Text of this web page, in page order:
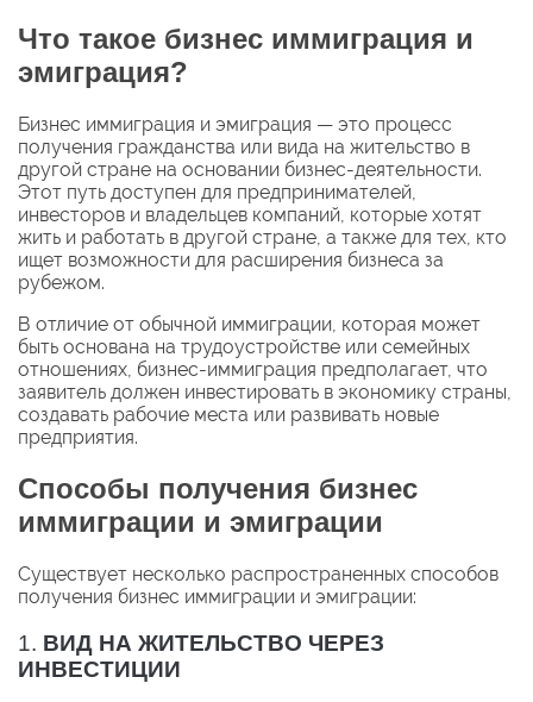
Что такое бизнес иммиграция и
эмиграция?
Бизнес иммиграция и эмиграция — это процесс
получения гражданства или вида на жительство в
другой стране на основании бизнес-деятельности.
Этот путь доступен для предпринимателей,
инвесторов и владельцев компаний, которые хотят
жить и работать в другой стране, а также для тех, кто
ищет возможности для расширения бизнеса за
рубежом.
В отличие от обычной иммиграции, которая может
быть основана на трудоустройстве или семейных
отношениях, бизнес-иммиграция предполагает, что
заявитель должен инвестировать в экономику страны,
создавать рабочие места или развивать новые
предприятия.
Способы получения бизнес
иммиграции и эмиграции
Существует несколько распространенных способов
получения бизнес иммиграции и эмиграции:
1. ВИД НА ЖИТЕЛЬСТВО ЧЕРЕЗ
ИНВЕСТИЦИИ